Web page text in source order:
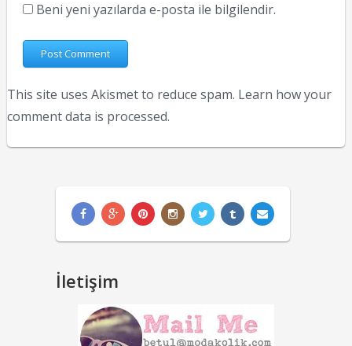
Beni yeni yazılarda e-posta ile bilgilendir.
This site uses Akismet to reduce spam. Learn how your
comment data is processed.
İletişim